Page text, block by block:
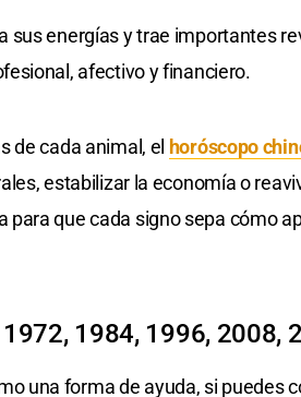
sus energías y trae importantes
afectivo y financiero.
de cada animal, el horóscopo
estabilizar la economía o
para que cada signo sepa cómo
1984, 1996, 2008,
una forma de ayuda, si puedes